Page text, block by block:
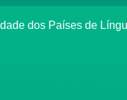
dos Países de